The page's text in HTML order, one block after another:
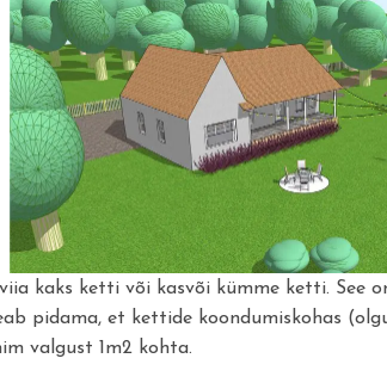
kaks ketti või kasvõi kümme ketti. See
pidama, et kettide koondumiskohas
valgust 1m2 kohta.